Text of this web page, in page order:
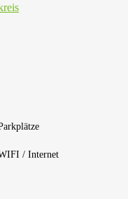
/ Internet